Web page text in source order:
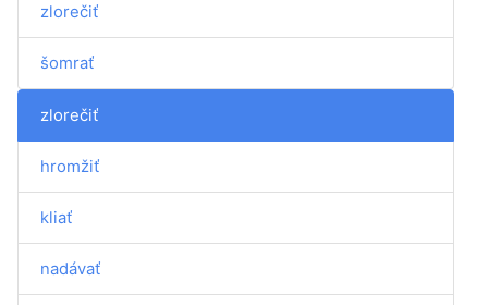
zlorečiť
šomrať
zlorečiť
hromžiť
kliať
nadávať